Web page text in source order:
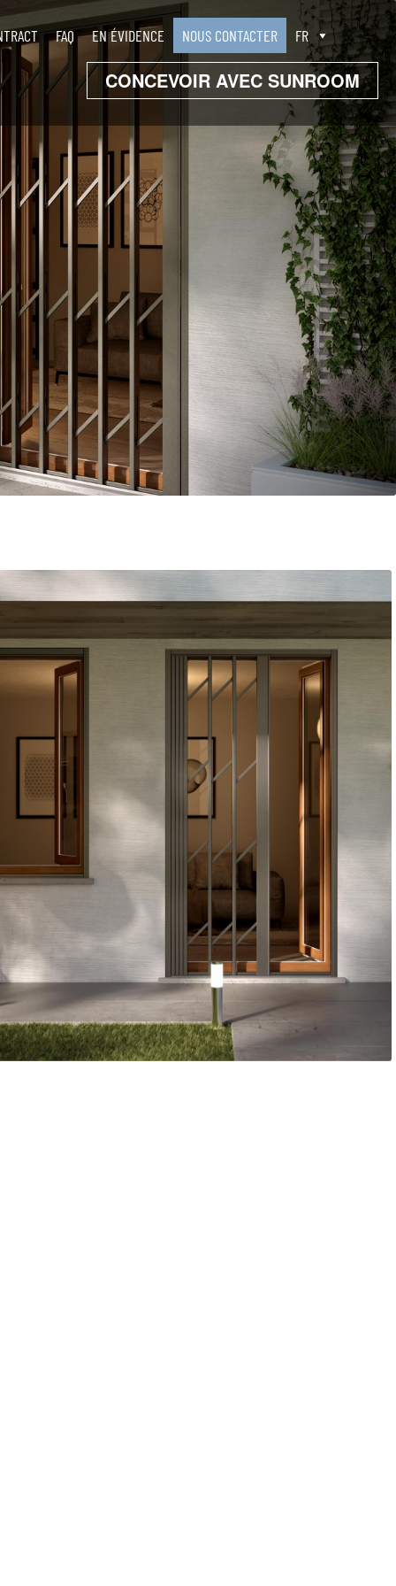
FAQ EN ÉVIDENCE NOUS CONTACTER FR
CONCEVOIR AVEC SUNROOM